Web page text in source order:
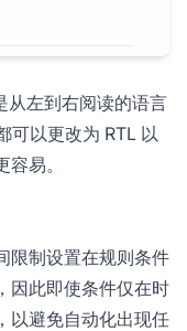
从左到右阅读的语言
可以更改为 RTL 以
易。
限制设置在规则条件
因此即使条件仅在时
以避免自动化出现任